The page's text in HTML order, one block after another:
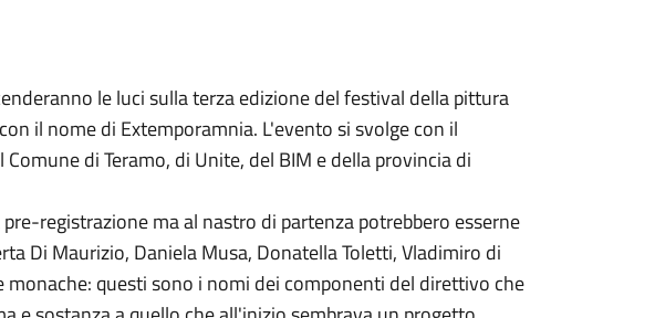
le luci sulla terza edizione del festival della pittura
il nome di Extemporamnia. L'evento si svolge con il
di Teramo, di Unite, del BIM e della provincia di
registrazione ma al nastro di partenza potrebbero esserne
Di Maurizio, Daniela Musa, Donatella Toletti, Vladimiro di
monache: questi sono i nomi dei componenti del direttivo che